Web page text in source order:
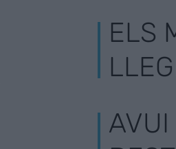
ELS
AVUI